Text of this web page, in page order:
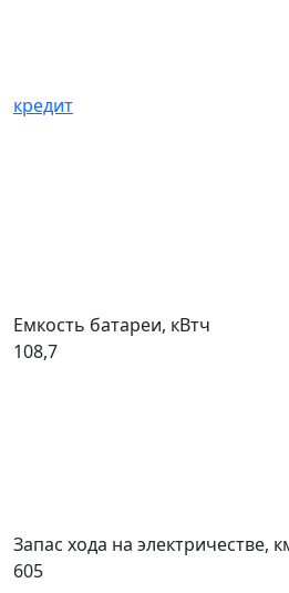
кредит
Емкость батареи, кВтч
108,7
Запас хода на электричестве,
605